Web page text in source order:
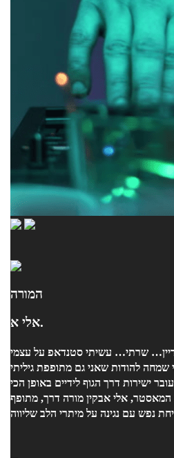
המורה
אלי א.
אז … רקדתי כל חיי ועדיין… שרתי… עשיתי סטנדאפ על עצמי
הופעתי בבמות והיום, אני שמחה להודות שאני גם מתופפת גיליתי
שהקצב שעובר לי בעורקים עובר ישירות דרך הגוף לידיים באופן הכי
מדויק שיש ומחובר ישר ללב המאסטר, אלי אבקין מורה דרך, מתופף
שכל סשן הוא שילוב של שיחת נפש עם נגינה על מיתרי הלב שליווה